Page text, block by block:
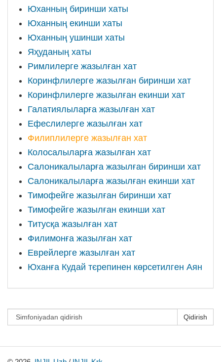
Юханның биринши хаты
Юханның екинши хаты
Юханның ушинши хаты
Яҳуданың хаты
Римлилерге жазылған хат
Коринфлилерге жазылған биринши хат
Коринфлилерге жазылған екинши хат
Галатиялыларға жазылған хат
Ефеслилерге жазылған хат
Филиплилерге жазылған хат
Колосалыларға жазылған хат
Салоникалыларға жазылған биринши хат
Салоникалыларға жазылған екинши хат
Тимофейге жазылған биринши хат
Тимофейге жазылған екинши хат
Титусқа жазылған хат
Филимонға жазылған хат
Еврейлерге жазылған хат
Юханға Кудай тєрепинен кѳрсетилген Аян
Qidirish